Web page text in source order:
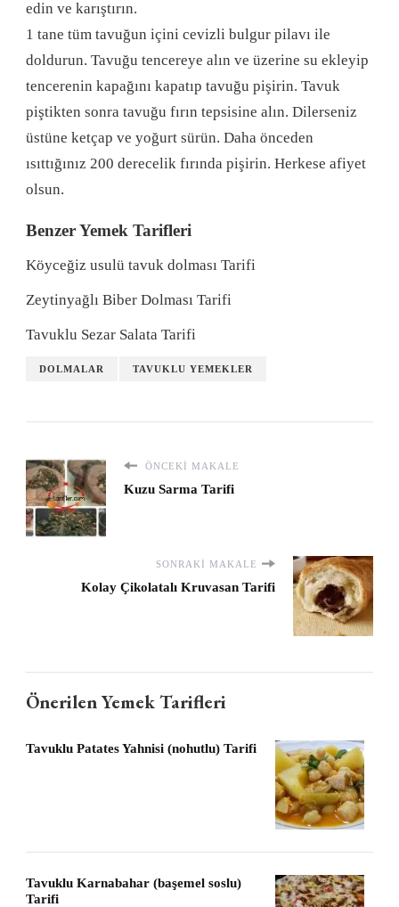
edin ve karıştırın.
1 tane tüm tavuğun içini cevizli bulgur pilavı ile
doldurun. Tavuğu tencereye alın ve üzerine su ekleyip
tencerenin kapağını kapatıp tavuğu pişirin. Tavuk
piştikten sonra tavuğu fırın tepsisine alın. Dilerseniz
üstüne ketçap ve yoğurt sürün. Daha önceden
ısıttığınız 200 derecelik fırında pişirin. Herkese afiyet
olsun.
Benzer Yemek Tarifleri
Köyceğiz usulü tavuk dolması Tarifi
Zeytinyağlı Biber Dolması Tarifi
Tavuklu Sezar Salata Tarifi
DOLMALAR TAVUKLU YEMEKLER
ÖNCEKI MAKALE
Kuzu Sarma Tarifi
SONRAKI MAKALE
Kolay Çikolatalı Kruvasan Tarifi
Önerilen Yemek Tarifleri
Tavuklu Patates Yahnisi (nohutlu) Tarifi
Tavuklu Karnabahar (başemel soslu)
Tarifi